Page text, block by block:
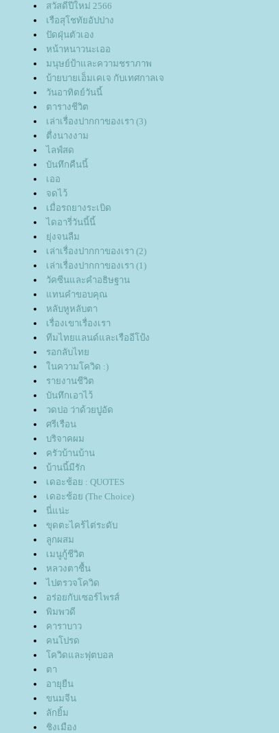
สวัสดีปีใหม่ 2566
เรือสุโชทัยอัปปาง
ปัดฝุ่นตัวเอง
หน้าหนาวนะเออ
มนุษย์ป้าและความชราภาพ
บ้ายบายเอ็มเคเจ กับเทศกาลเจ
วันอาทิตย์วันนี้
ตารางชีวิต
เล่าเรื่องปากกาของเรา (3)
ตื่งนางงาม
ไลฟ์สด
บันทึกคืนนี้
เออ
จดไว้
เมื่อรถยางระเบิด
ไดอารี่วันนี้นี้
ุ่งจนลืม
เล่าเรื่องปากกาของเรา (2)
เล่าเรื่องปากกาของเรา (1)
วัคซีนและคำอธิษฐาน
ทนคำขอบคุณ
หลับหูหลับตา
เรื่องเขาเรื่องเรา
ทีมไทยแลนด์และเรืออีโป้ง
รอกลับไท
นความโควิด :)
รายงานชีวิต
บันทึกเอาไว้
วดปอ ว่าด้วยปูอัด
ศรีเรือน
บริจาคผม
ครัวบ้านบ้าน
บ้านนี้มีรัก
เดอะช้อย : QUOTES
เดอะช้อย (The Choice)
นี่แน่ะ
ขุดตะไคร้ไต่ระดับ
ลูกผสม
เมนูกู้ชีวิต
หลวงตาชื้น
ไปตรวจโควิด
อร่อยกับเซอร์ไพรส์
พิมพวดี
คาราบาว
คนโปรด
ควิดและฟุตบอล
ตา
อายุยืน
ขนมจีน
ลักยิ้ม
ชิงเมือง